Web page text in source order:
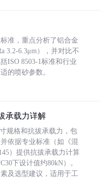
准，重点分析了铝合金
3.2-6.3μm），并对比不
ISO 8503-1标准和行业
的喷砂参数。
承载力详解
规格和抗拔承载力，包
依据专业标准（如《混
）提供抗拔承载力计算
下设计值约80kN）。
及选型建议，适用于工